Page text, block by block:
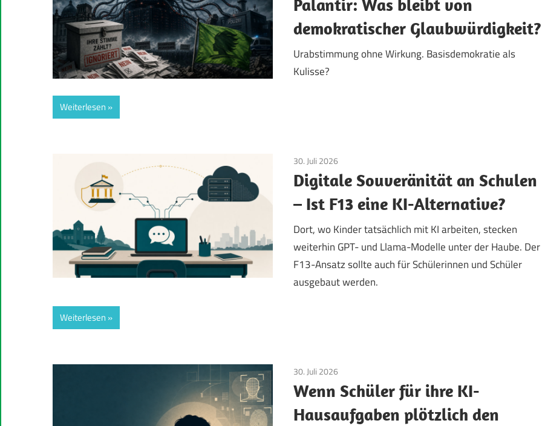
Palantir: Was bleibt von
demokratischer Glaubwürdigkeit?
Urabstimmung ohne Wirkung. Basisdemokratie als
Kulisse?
Weiterlesen
30. Juli 2026
Digitale Souveränität an Schulen
– Ist F13 eine KI-Alternative?
Dort, wo Kinder tatsächlich mit KI arbeiten, stecken
weiterhin GPT- und Llama-Modelle unter der Haube. Der
F13-Ansatz sollte auch für Schülerinnen und Schüler
ausgebaut werden.
Weiterlesen
30. Juli 2026
Wenn Schüler für ihre KI-
Hausaufgaben plötzlich den